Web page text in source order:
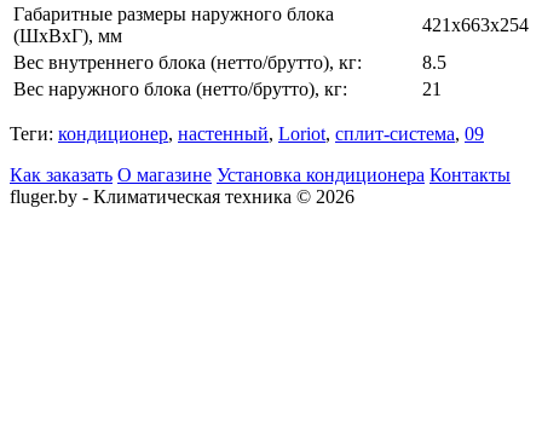
Габаритные размеры наружного блока
(ШxВxГ), мм
421x663x254
Вес внутреннего блока (нетто/брутто), кг:
8.5
Вес наружного блока (нетто/брутто), кг:
21
Теги: кондиционер, настенный, Loriot, сплит-система, 09
Как заказать О магазине Установка кондиционера Контакты
fluger.by - Климатическая техника © 2026